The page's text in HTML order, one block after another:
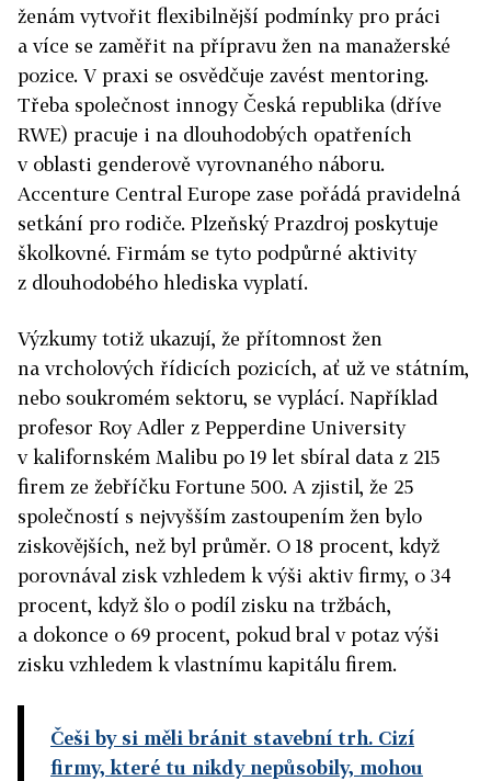
ženám vytvořit flexibilnější podmínky pro práci
a více se zaměřit na přípravu žen na manažerské
pozice. V praxi se osvědčuje zavést mentoring.
Třeba společnost innogy Česká republika (dříve
RWE) pracuje i na dlouhodobých opatřeních
v oblasti genderově vyrovnaného náboru.
Accenture Central Europe zase pořádá pravidelná
setkání pro rodiče. Plzeňský Prazdroj poskytuje
školkovné. Firmám se tyto podpůrné aktivity
z dlouhodobého hlediska vyplatí.
Výzkumy totiž ukazují, že přítomnost žen
na vrcholových řídicích pozicích, ať už ve státním,
nebo soukromém sektoru, se vyplácí. Například
profesor Roy Adler z Pepperdine University
v kalifornském Malibu po 19 let sbíral data z 215
firem ze žebříčku Fortune 500. A zjistil, že 25
společností s nejvyšším zastoupením žen bylo
ziskovějších, než byl průměr. O 18 procent, když
porovnával zisk vzhledem k výši aktiv firmy, o 34
procent, když šlo o podíl zisku na tržbách,
a dokonce o 69 procent, pokud bral v potaz výši
zisku vzhledem k vlastnímu kapitálu firem.
Češi by si měli bránit stavební trh. Cizí
firmy, které tu nikdy nepůsobily, mohou